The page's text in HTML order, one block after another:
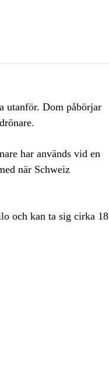
utanför. Dom påbörjar
har används vid en
när Schweiz
och kan ta sig cirka 18